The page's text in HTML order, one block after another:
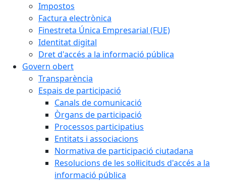
Impostos
Factura electrònica
Finestreta Única Empresarial (FUE)
Identitat digital
Dret d'accés a la informació pública
Govern obert
Transparència
Espais de participació
Canals de comunicació
Òrgans de participació
Processos participatius
Entitats i associacions
Normativa de participació ciutadana
Resolucions de les sol·licituds d'accés a la
informació pública